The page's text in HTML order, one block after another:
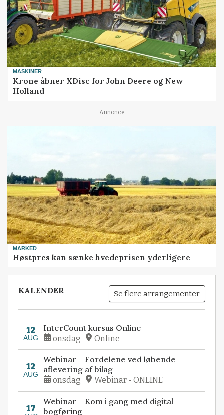
MASKINER
Krone åbner XDisc for John Deere og New
Holland
Annonce
MARKED
Høstpres kan sænke hvedeprisen yderligere
KALENDER Se flere arrangementer
12
AUG
InterCount kursus Online
onsdag Online
12
AUG
Webinar – Fordelene ved løbende
aflevering af bilag
onsdag Webinar - ONLINE
17
Webinar – Kom i gang med digital
bogføring